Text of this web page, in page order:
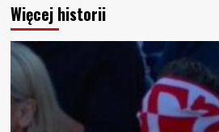
Więcej historii